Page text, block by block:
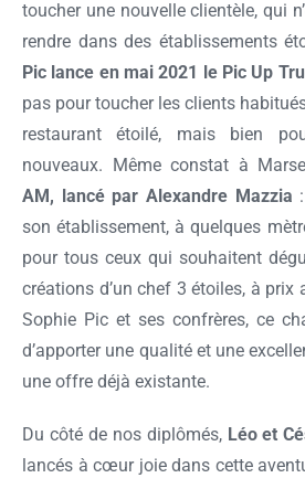
Ok
toucher une nouvelle clientèle, qui
rendre dans des établissements
Pic lance en mai 2021 le Pic Up
pas pour toucher les clients
restaurant étoilé, mais bien
nouveaux. Même constat à
AM, lancé par Alexandre Mazzia
son établissement, à quelques
pour tous ceux qui souhaitent
créations d’un chef 3 étoiles, à prix
Sophie Pic et ses confrères, ce
d’apporter une qualité et une
une offre déjà existante.
Du côté de nos diplômés, Léo et
lancés à cœur joie dans cette